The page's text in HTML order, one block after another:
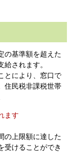
の基準額を超えた
されます。
とにより、窓口で
住民税非課税世帯
ます
の上限額に達した
受けることができ